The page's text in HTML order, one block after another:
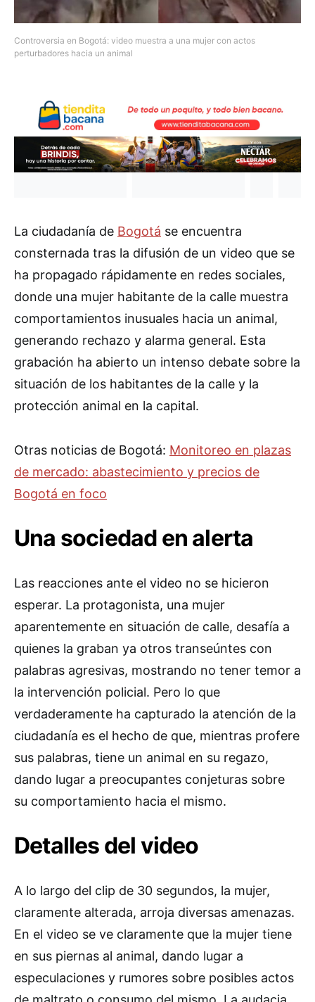
Controversia en Bogotá: video muestra a una mujer con actos
perturbadores hacia un animal
La ciudadanía de Bogotá se encuentra
consternada tras la difusión de un video que se
ha propagado rápidamente en redes sociales,
donde una mujer habitante de la calle muestra
comportamientos inusuales hacia un animal,
generando rechazo y alarma general. Esta
grabación ha abierto un intenso debate sobre la
situación de los habitantes de la calle y la
protección animal en la capital.
Otras noticias de Bogotá: Monitoreo en plazas
de mercado: abastecimiento y precios de
Bogotá en foco
Una sociedad en alerta
Las reacciones ante el video no se hicieron
esperar. La protagonista, una mujer
aparentemente en situación de calle, desafía a
quienes la graban ya otros transeúntes con
palabras agresivas, mostrando no tener temor a
la intervención policial. Pero lo que
verdaderamente ha capturado la atención de la
ciudadanía es el hecho de que, mientras profere
sus palabras, tiene un animal en su regazo,
dando lugar a preocupantes conjeturas sobre
su comportamiento hacia el mismo.
Detalles del video
A lo largo del clip de 30 segundos, la mujer,
claramente alterada, arroja diversas amenazas.
En el video se ve claramente que la mujer tiene
en sus piernas al animal, dando lugar a
especulaciones y rumores sobre posibles actos